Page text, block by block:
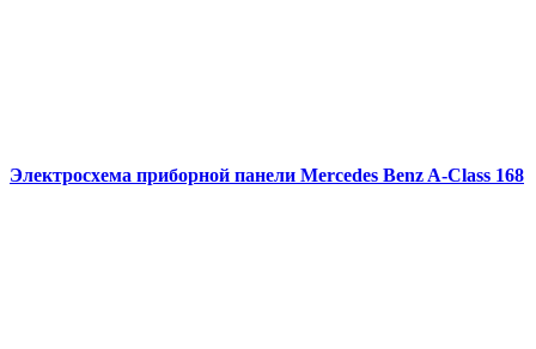
Электросхема приборной панели Mercedes Benz A-Class 168